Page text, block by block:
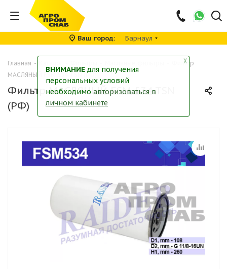
Ваш город Барнаул
Главная -
Фильтр
МАСЛЯНЫЙ FSM 534 TSN (РФ)
Фильтр МАСЛЯНЫЙ FSM 534 TSN
(РФ)
╳
ВНИМАНИЕ для получения
персональных условий
необходимо авторизоваться в
личном кабинете